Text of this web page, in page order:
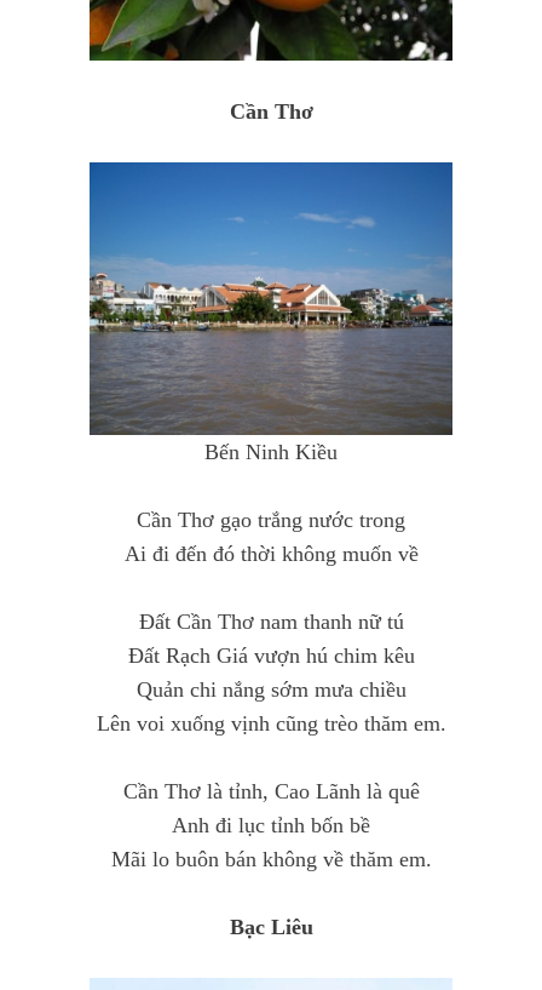
Cần Thơ
Bến Ninh Kiều
Cần Thơ gạo trắng nước trong
Ai đi đến đó thời không muốn về
Đất Cần Thơ nam thanh nữ tú
Đất Rạch Giá vượn hú chim kêu
Quản chi nắng sớm mưa chiều
Lên voi xuống vịnh cũng trèo thăm em.
Cần Thơ là tỉnh, Cao Lãnh là quê
Anh đi lục tỉnh bốn bề
Mãi lo buôn bán không về thăm em.
Bạc Liêu